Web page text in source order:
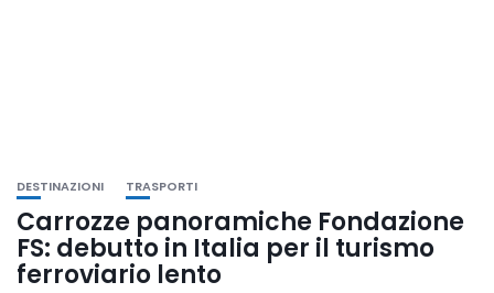
DESTINAZIONI TRASPORTI
Carrozze panoramiche Fondazione
FS: debutto in Italia per il turismo
ferroviario lento